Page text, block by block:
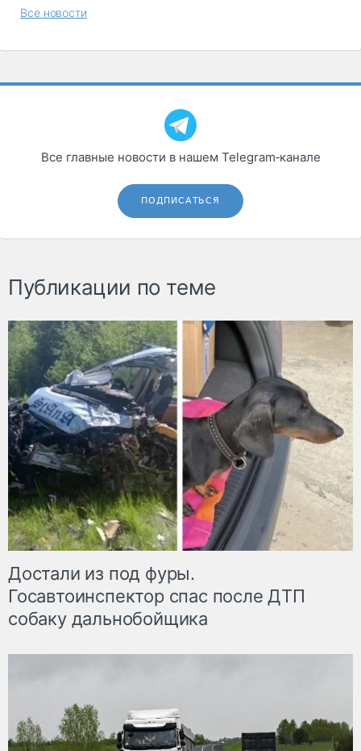
Все новости
Все главные новости в нашем Telegram‑канале
ПОДПИСАТЬСЯ
Публикации по теме
Достали из под фуры.
Госавтоинспектор спас после ДТП
собаку дальнобойщика